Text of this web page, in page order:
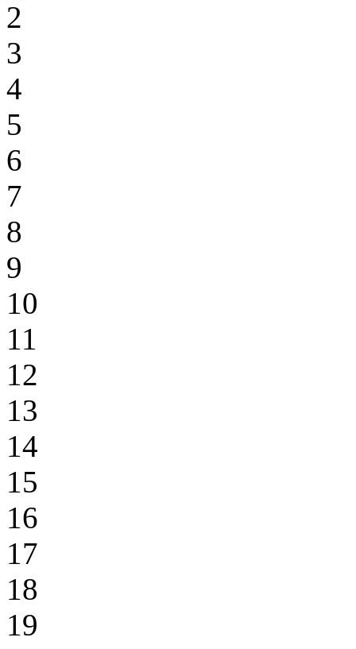
2
3
4
5
6
7
8
9
10
11
12
13
14
15
16
17
18
19